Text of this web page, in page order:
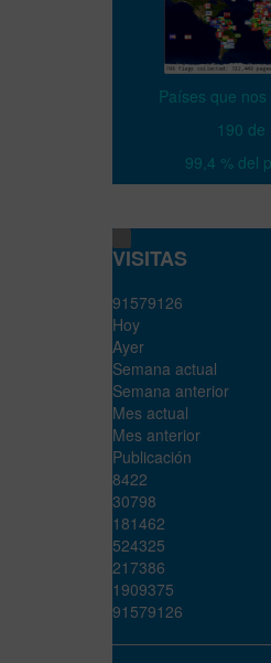
Países que
190 de
99,4 % del
VISITAS
91579126
Hoy
Ayer
Semana actual
Semana anterior
Mes actual
Mes anterior
Publicación
8422
30798
181462
524325
217386
1909375
91579126